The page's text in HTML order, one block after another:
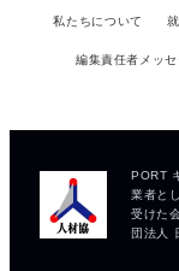
私たちについて
編集責任者メッセ